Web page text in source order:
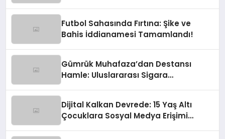
Futbol Sahasında Fırtına: Şike ve
Bahis İddianamesi Tamamlandı!
Gümrük Muhafaza’dan Destansı
Hamle: Uluslararası Sigara
Dijital Kalkan Devrede: 15 Yaş Altı
Çocuklara Sosyal Medya Erişimi